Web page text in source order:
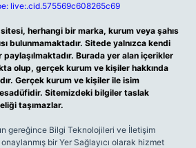
live:.cid.575569c608265c69
herhangi bir marka, kurum veya şahıs
bulunmamaktadır. Sitede yalnızca kendi
paylaşılmaktadır. Burada yer alan içerikler
olup, gerçek kurum ve kişiler hakkında
Gerçek kurum ve kişiler ile isim
Sitemizdeki bilgiler taslak
taşımazlar.
gereğince Bilgi Teknolojileri ve İletişim
bir Yer Sağlayıcı olarak hizmet